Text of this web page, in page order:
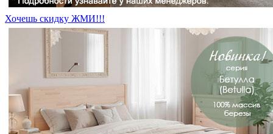
Хочешь скидку ЖМИ!!!